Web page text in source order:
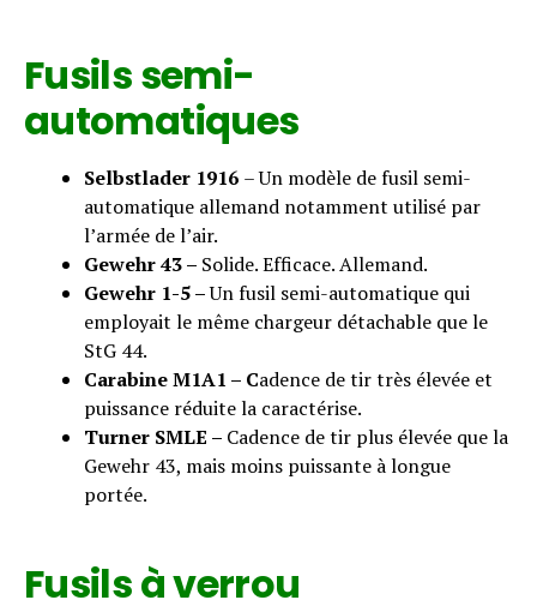
Fusils semi-
automatiques
Selbstlader 1916 – Un modèle de fusil semi-
automatique allemand notamment utilisé par
l’armée de l’air.
Gewehr 43 – Solide. Efficace. Allemand.
Gewehr 1-5 –Un fusil semi-automatique qui
employait le même chargeur détachable que le
StG 44.
Carabine M1A1 – Cadence de tir très élevée et
puissance réduite la caractérise.
Turner SMLE – Cadence de tir plus élevée que la
Gewehr 43, mais moins puissante à longue
portée.
Fusils à verrou